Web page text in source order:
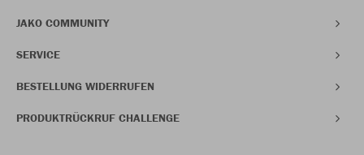
JAKO COMMUNITY
SERVICE
BESTELLUNG WIDERRUFEN
PRODUKTRÜCKRUF CHALLENGE